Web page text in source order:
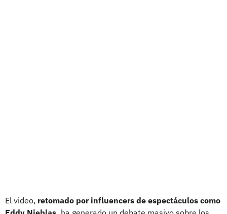
El video, retomado por influencers de espectáculos como